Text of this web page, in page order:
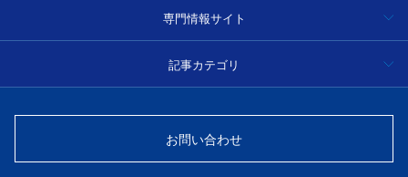
専門情報サイト
ハイパースペクトルカメラ事例集・技術情報
光学フィルター製品情報・技術情報
記事カテゴリ
光源
お問い合わせ